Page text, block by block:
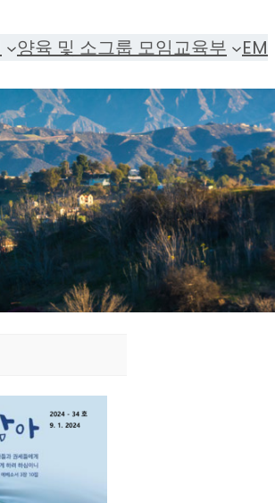
양육 및 소그룹 모임교육부 EM